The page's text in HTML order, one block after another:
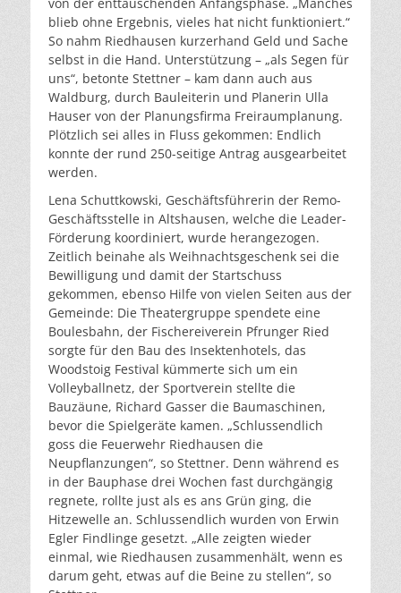
blieb ohne Ergebnis, vieles hat nicht funktioniert.“
So nahm Riedhausen kurzerhand Geld und Sache
selbst in die Hand. Unterstützung – „als Segen für
uns“, betonte Stettner – kam dann auch aus
Waldburg, durch Bauleiterin und Planerin Ulla
Hauser von der Planungsfirma Freiraumplanung.
Plötzlich sei alles in Fluss gekommen: Endlich
konnte der rund 250-seitige Antrag ausgearbeitet
werden.
Lena Schuttkowski, Geschäftsführerin der Remo-
Geschäftsstelle in Altshausen, welche die Leader-
Förderung koordiniert, wurde herangezogen.
Zeitlich beinahe als Weihnachtsgeschenk sei die
Bewilligung und damit der Startschuss
gekommen, ebenso Hilfe von vielen Seiten aus der
Gemeinde: Die Theatergruppe spendete eine
Boulesbahn, der Fischereiverein Pfrunger Ried
sorgte für den Bau des Insektenhotels, das
Woodstoig Festival kümmerte sich um ein
Volleyballnetz, der Sportverein stellte die
Bauzäune, Richard Gasser die Baumaschinen,
bevor die Spielgeräte kamen. „Schlussendlich
goss die Feuerwehr Riedhausen die
Neupflanzungen“, so Stettner. Denn während es
in der Bauphase drei Wochen fast durchgängig
regnete, rollte just als es ans Grün ging, die
Hitzewelle an. Schlussendlich wurden von Erwin
Egler Findlinge gesetzt. „Alle zeigten wieder
einmal, wie Riedhausen zusammenhält, wenn es
darum geht, etwas auf die Beine zu stellen“, so